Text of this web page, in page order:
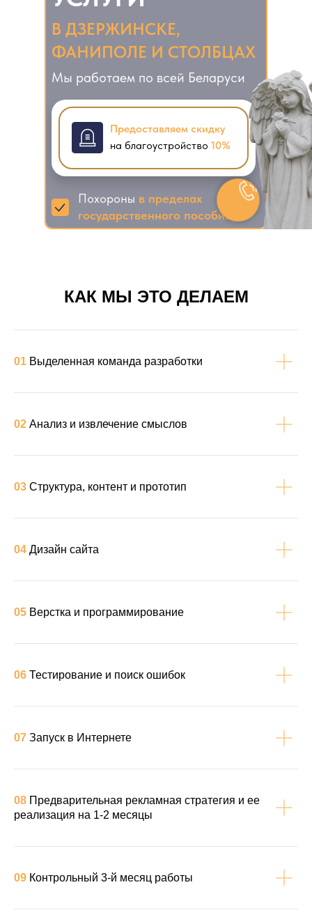
КАК МЫ ЭТО ДЕЛАЕМ
01 Выделенная команда разработки
02 Анализ и извлечение смыслов
03 Структура, контент и прототип
04 Дизайн сайта
05 Верстка и программирование
06 Тестирование и поиск ошибок
07 Запуск в Интернете
08 Предварительная рекламная стратегия и ее
реализация на 1-2 месяцы
09 Контрольный 3-й месяц работы